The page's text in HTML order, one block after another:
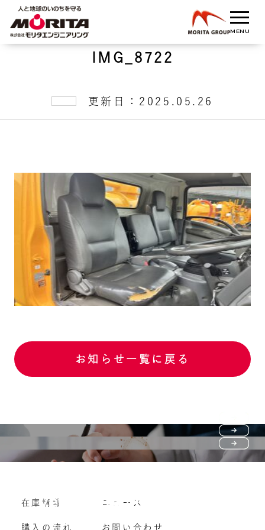
IMG_8722
更新日：2025.05.26
お知らせ一覧に戻る
購入の流れ
よくいただくご質問
Vehicle purchase
車両買い取り
在庫情報
購入の流れ
ニュース
お問い合わせ